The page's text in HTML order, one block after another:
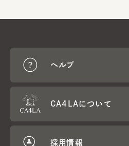
ヘルプ
CA4LAについて
採用情報